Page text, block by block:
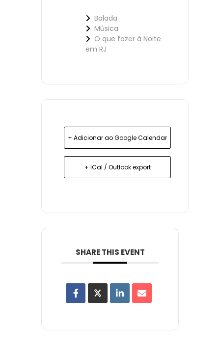
Balada
Música
O que fazer à Noite
em RJ
+ Adicionar ao Google Calendar
+ iCal / Outlook export
SHARE THIS EVENT